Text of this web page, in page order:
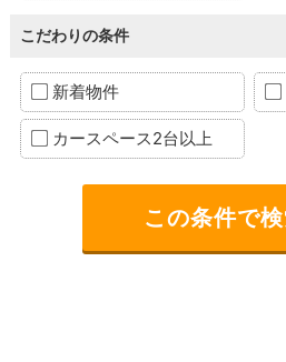
こだわりの条件
新着物件
カースペース2台以上